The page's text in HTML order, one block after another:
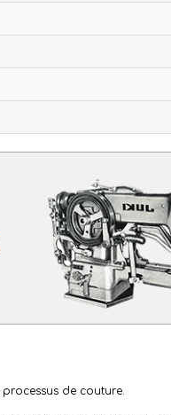
processus de couture.